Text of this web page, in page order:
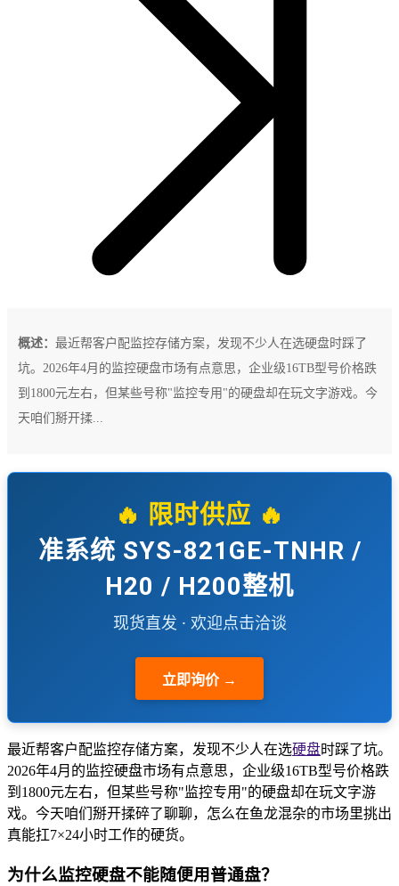
概述： 最近帮客户配监控存储方案，发现不少人在选硬盘时踩了
坑。2026年4月的监控硬盘市场有点意思，企业级16TB型号价格跌
到1800元左右，但某些号称"监控专用"的硬盘却在玩文字游戏。今
天咱们掰开揉...
🔥 限时供应 🔥
准系统 SYS-821GE-TNHR /
H20 / H200整机
现货直发 · 欢迎点击洽谈
立即询价 →
最近帮客户配监控存储方案，发现不少人在选硬盘时踩了坑。
2026年4月的监控硬盘市场有点意思，企业级16TB型号价格跌
到1800元左右，但某些号称"监控专用"的硬盘却在玩文字游
戏。今天咱们掰开揉碎了聊聊，怎么在鱼龙混杂的市场里挑出
真能扛7×24小时工作的硬货。
为什么监控硬盘不能随便用普通盘？